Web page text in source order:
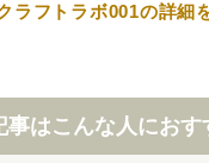
ラフトラボ001の詳細
事はこんな人におす